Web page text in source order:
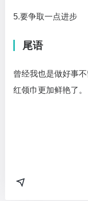
5.要争取一点进步
尾语
曾经我也是做好事
红领巾更加鲜艳了。